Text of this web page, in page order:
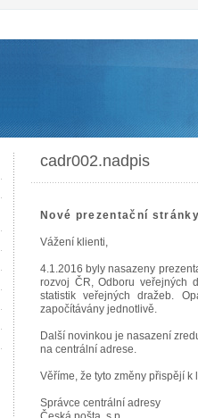
cadr002.nadpis
Nové prezentační
Vážení klienti,
4.1.2016 byly nasazeny
rozvoj ČR, Odboru veřejných
statistik veřejných dražeb.
započítávány jednotlivě.
Další novinkou je nasazení
na centrální adrese.
Věříme, že tyto změny přispějí k
Správce centrální adresy